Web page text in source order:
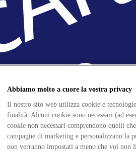
Abbiamo molto a cuore la vostra privacy
Il nostro sito web utilizza cookie e
finalità. Alcuni cookie sono necessari (ad
cookie non necessari comprendono quelli
campagne di marketing e personalizzano la
non verranno impostati a meno che voi